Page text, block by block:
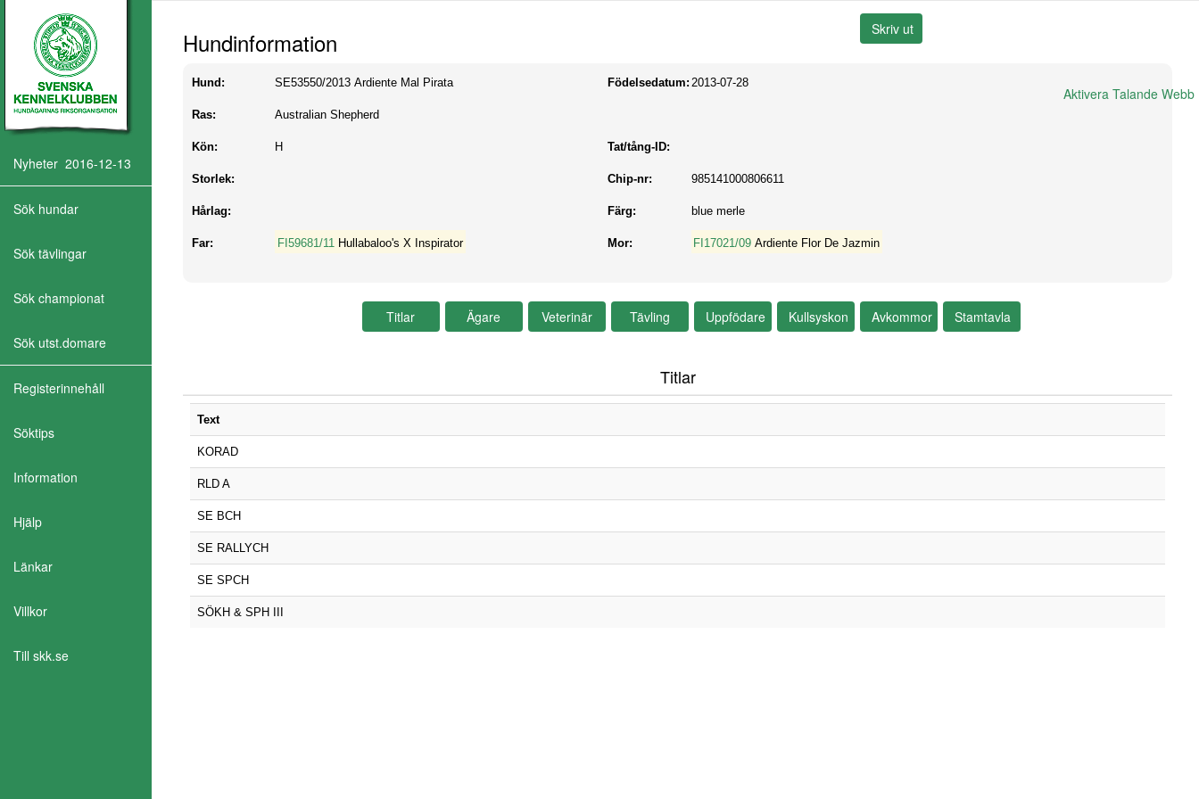
Aktivera Talande Webb
Nyheter 2016-12-13
Sök hundar
Sök tävlingar
Sök championat
Sök utst.domare
Registerinnehåll
Söktips
Information
Hjälp
Länkar
Villkor
Till skk.se
Hundinformation
Hund: SE53550/2013 Ardiente Mal Pirata Födelsedatum: 2013-07-28
Ras: Australian Shepherd
Kön: H Tat/tång-ID:
Storlek: Chip-nr: 985141000806611
Hårlag: Färg: blue merle
Far: FI59681/11 Hullabaloo's X Inspirator Mor: FI17021/09 Ardiente Flor De Jazmin
Titlar
Text
KORAD
RLD A
SE BCH
SE RALLYCH
SE SPCH
SÖKH & SPH III